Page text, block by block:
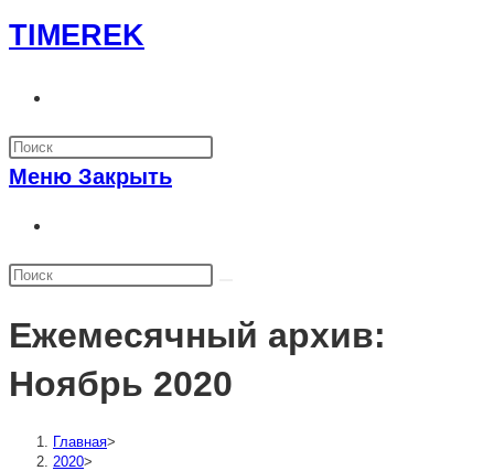
Перейти
к
TIMEREK
по
веб-
Меню Закрыть
по
сайту
Ежемесячный архив:
Ноябрь 2020
Главная>
2020>